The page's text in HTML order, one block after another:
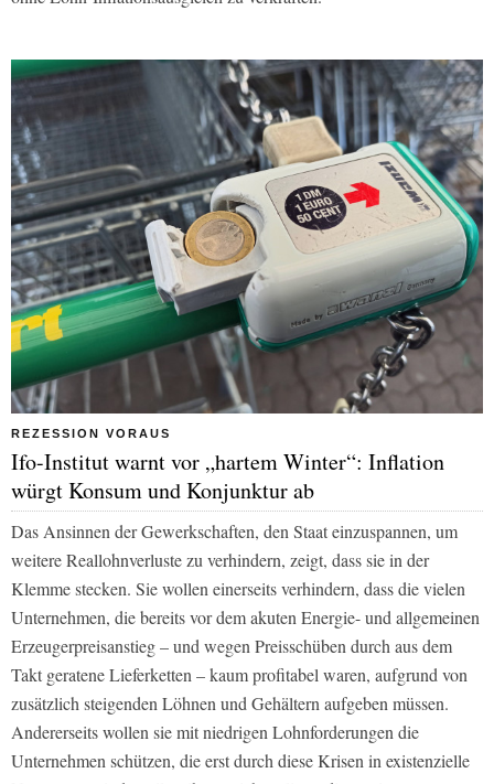
REZESSION VORAUS
Ifo-Institut warnt vor „hartem Winter“: Inflation
würgt Konsum und Konjunktur ab
Das Ansinnen der Gewerkschaften, den Staat einzuspannen, um
weitere Reallohnverluste zu verhindern, zeigt, dass sie in der
Klemme stecken. Sie wollen einerseits verhindern, dass die vielen
Unternehmen, die bereits vor dem akuten Energie- und allgemeinen
Erzeugerpreisanstieg – und wegen Preisschüben durch aus dem
Takt geratene Lieferketten – kaum profitabel waren, aufgrund von
zusätzlich steigenden Löhnen und Gehältern aufgeben müssen.
Andererseits wollen sie mit niedrigen Lohnforderungen die
Unternehmen schützen, die erst durch diese Krisen in existenzielle